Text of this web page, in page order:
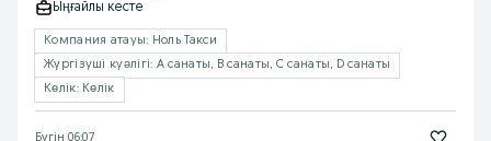
Ыңғайлы кесте
Компания атауы: Ноль Такси
Жүргізуші куәлігі: A санаты, B санаты, C санаты, D санаты
Көлік: Көлік
Бүгін 06:07